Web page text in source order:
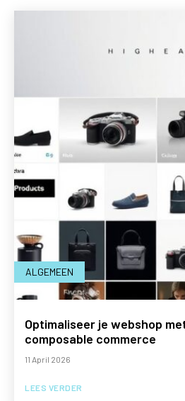
ALGEMEEN
Optimaliseer je webshop
composable commerce
11 April 2026
LEES VERDER